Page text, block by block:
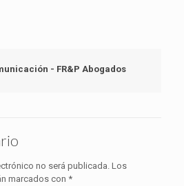
- FR&P Abogados
no será publicada. Los
marcados con *